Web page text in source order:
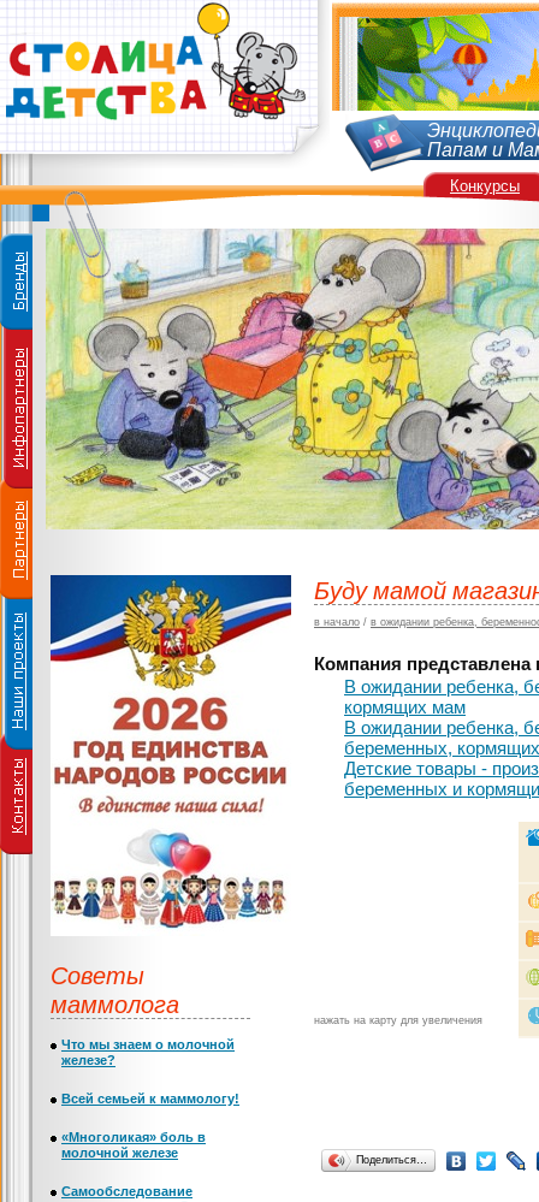
Папам и
Буду мамой
в начало / в ожидании ребенка,
Компания представлена
В ожидании ребенка,
кормящих мам
В ожидании ребенка,
беременных,
Детские товары -
беременных и
нажать на карту для увеличения
Поделиться…
Советы
маммолога
Что мы знаем о молочной
железе?
Всей семьей к маммологу!
«Многоликая» боль в
молочной железе
Самообследование
Конкурсы